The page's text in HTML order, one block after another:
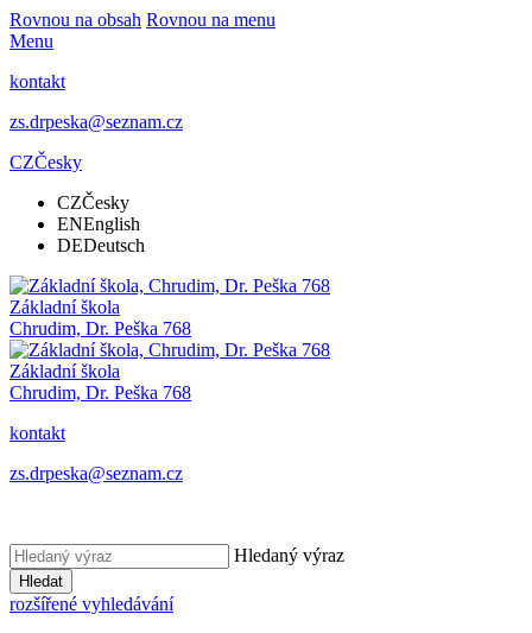
Rovnou na obsah Rovnou na menu
Menu
kontakt
zs.drpeska@seznam.cz
CZČesky
CZČesky
ENEnglish
DEDeutsch
Základní škola
Chrudim, Dr. Peška 768
Základní škola
Chrudim, Dr. Peška 768
kontakt
zs.drpeska@seznam.cz
Hledaný výraz
Hledat
rozšířené vyhledávání